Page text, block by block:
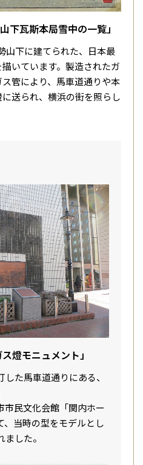
瓦斯本局雪中の一覧」
山下に建てられた、日本最
いています。製造されたガ
管により、馬車道通りや本
送られ、横浜の街を照らし
燈モニュメント」
た馬車道通りにある、
市民文化会館「関内ホー
、当時の型をモデルとし
した。